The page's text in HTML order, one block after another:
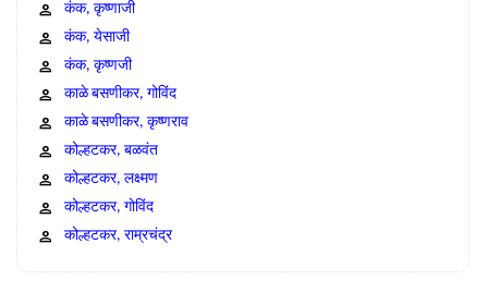
कंक, कृष्णाजी
कंक, येसाजी
कंक, कृष्णजी
काळे बसणीकर, गोविंद
काळे बसणीकर, कृष्णराव
कोल्हटकर, बळवंत
कोल्हटकर, लक्ष्मण
कोल्हटकर, गोविंद
कोल्हटकर, राम्रचंद्र